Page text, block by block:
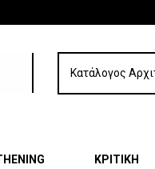
Κατάλογος
ΚΡΙΤΙΚΗ